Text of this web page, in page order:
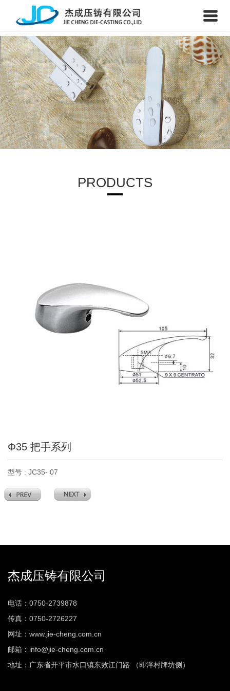
PRODUCTS
Φ35 把手系列
型号 : JC35- 07
杰成压铸有限公司
电话：0750-2739878
传真：0750-2726227
网址：www.jie-cheng.com.cn
邮箱：info@jie-cheng.com.cn
地址：广东省开平市水口镇东效江门路 （即泮村牌坊侧）